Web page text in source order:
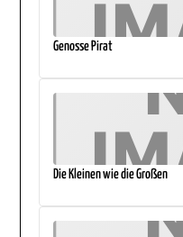
Genosse Pirat
Die Kleinen wie die Großen